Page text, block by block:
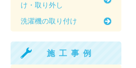
け・取り外し
洗濯機の取り付け
施工事例